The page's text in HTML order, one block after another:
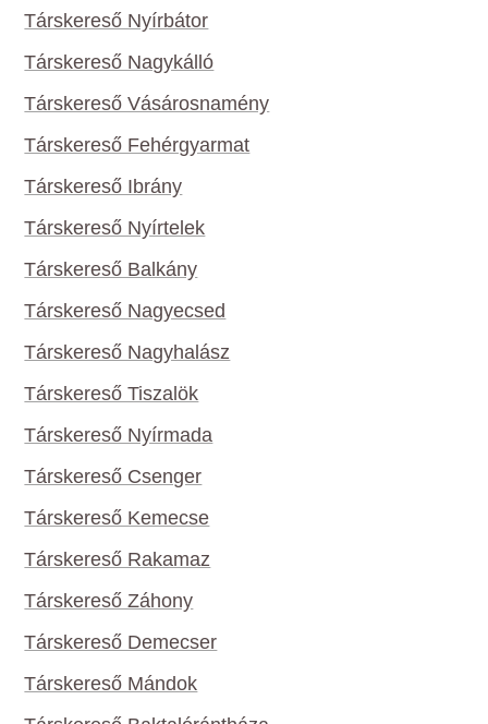
Társkereső Nyírbátor
Társkereső Nagykálló
Társkereső Vásárosnamény
Társkereső Fehérgyarmat
Társkereső Ibrány
Társkereső Nyírtelek
Társkereső Balkány
Társkereső Nagyecsed
Társkereső Nagyhalász
Társkereső Tiszalök
Társkereső Nyírmada
Társkereső Csenger
Társkereső Kemecse
Társkereső Rakamaz
Társkereső Záhony
Társkereső Demecser
Társkereső Mándok